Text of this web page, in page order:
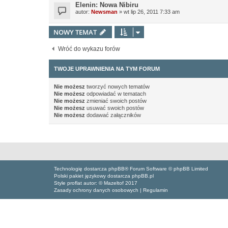
Elenin: Nowa Nibiru
autor: Newsman » wt lip 26, 2011 7:33 am
NOWY TEMAT
Wróć do wykazu forów
TWOJE UPRAWNIENIA NA TYM FORUM
Nie możesz tworzyć nowych tematów
Nie możesz odpowiadać w tematach
Nie możesz zmieniać swoich postów
Nie możesz usuwać swoich postów
Nie możesz dodawać załączników
Technologię dostarcza phpBB® Forum Software © phpBB Limited
Polski pakiet językowy dostarcza phpBB.pl
Style proflat autor: ©Mazeltof 2017
Zasady ochrony danych osobowych | Regulamin